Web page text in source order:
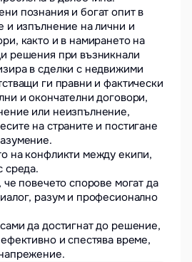
познания и богат опит в
и изпълнение на лични и
както и в намирането на
решения при възникнали
в сделки с недвижими
ги правни и фактически
и окончателни договори,
или неизпълнение,
на страните и постигане
на конфликти между екипи,
среда.
повечето спорове могат да
разум и професионално
да достигнат до решение,
и спестява време,